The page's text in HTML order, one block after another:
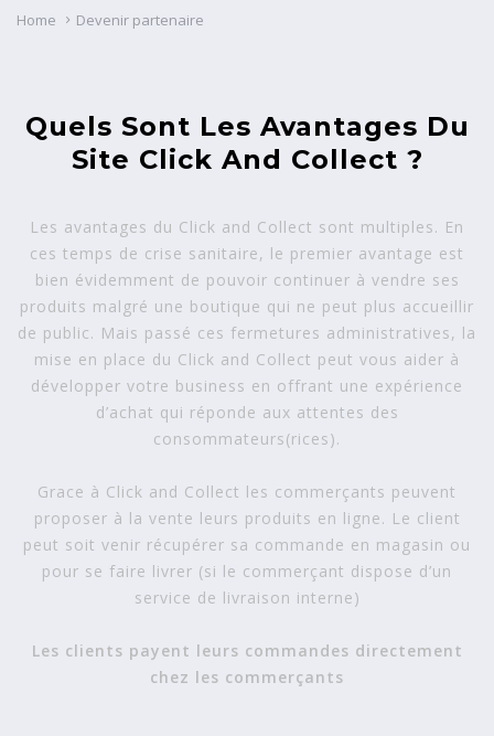
Home Devenir partenaire
Quels Sont Les Avantages Du
Site Click And Collect ?
Les avantages du Click and Collect sont multiples. En
ces temps de crise sanitaire, le premier avantage est
bien évidemment de pouvoir continuer à vendre ses
produits malgré une boutique qui ne peut plus accueillir
de public. Mais passé ces fermetures administratives, la
mise en place du Click and Collect peut vous aider à
développer votre business en offrant une expérience
d’achat qui réponde aux attentes des
consommateurs(rices).
Grace à Click and Collect les commerçants peuvent
proposer à la vente leurs produits en ligne. Le client
peut soit venir récupérer sa commande en magasin ou
pour se faire livrer (si le commerçant dispose d’un
service de livraison interne)
Les clients payent leurs commandes directement
chez les commerçants